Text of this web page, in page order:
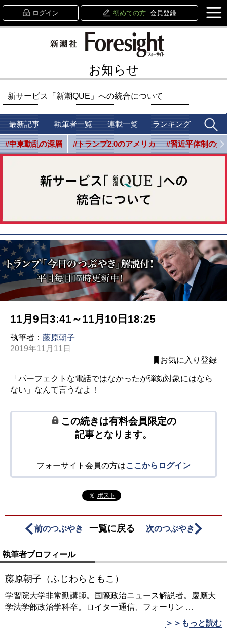
ログイン 初めての方 会員登録
お知らせ
新サービス「新潮QUE」への統合について
最新記事 執筆者一覧 連載一覧 ランキング
#中東動乱の深層 #トランプ2.0のアメリカ #習近平体制の光
11月9日3:41～11月10日18:25
執筆者： 藤原朝子
2019年11月11日
お気に入り登録
「パーフェクトな電話ではなかったが弾劾対象にはなら
ない」なんて言うなよ！
この続きは有料会員限定の
記事となります。
フォーサイト会員の方はここからログイン
ポスト
前のつぶやき 一覧に戻る 次のつぶやき
執筆者プロフィール
藤原朝子（ふじわらともこ）
学習院大学非常勤講師。国際政治ニュース解説者。慶應大
学法学部政治学科卒。ロイター通信、フォーリン …
＞＞もっと読む